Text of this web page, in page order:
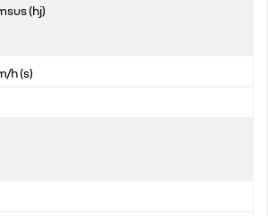
(hj)
h (s)